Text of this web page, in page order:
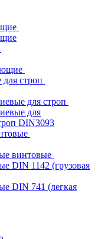
строп
для строп
для
DIN3093
винтовые
DIN 1142 (грузовая
DIN 741 (легкая